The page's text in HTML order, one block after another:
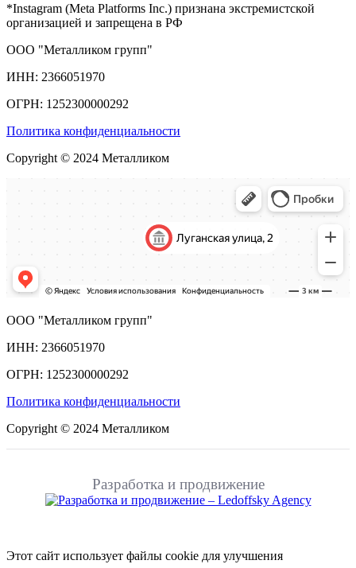
*Instagram (Meta Platforms Inc.) признана экстремистской
организацией и запрещена в РФ
ООО "Металликом групп"
ИНН: 2366051970
ОГРН: 1252300000292
Политика конфиденциальности
Copyright © 2024 Металликом
ООО "Металликом групп"
ИНН: 2366051970
ОГРН: 1252300000292
Политика конфиденциальности
Copyright © 2024 Металликом
Разработка и продвижение
Этот сайт использует файлы cookie для улучшения